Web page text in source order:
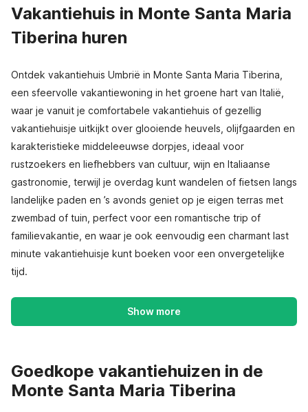
Vakantiehuis in Monte Santa Maria
Tiberina huren
Ontdek vakantiehuis Umbrië in Monte Santa Maria Tiberina,
een sfeervolle vakantiewoning in het groene hart van Italië,
waar je vanuit je comfortabele vakantiehuis of gezellig
vakantiehuisje uitkijkt over glooiende heuvels, olijfgaarden en
karakteristieke middeleeuwse dorpjes, ideaal voor
rustzoekers en liefhebbers van cultuur, wijn en Italiaanse
gastronomie, terwijl je overdag kunt wandelen of fietsen langs
landelijke paden en ’s avonds geniet op je eigen terras met
zwembad of tuin, perfect voor een romantische trip of
familievakantie, en waar je ook eenvoudig een charmant last
minute vakantiehuisje kunt boeken voor een onvergetelijke
tijd.
Show more
Goedkope vakantiehuizen in de
Monte Santa Maria Tiberina